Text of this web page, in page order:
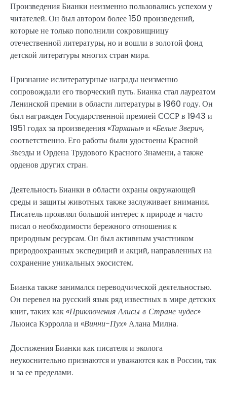
Произведения Бианки неизменно пользовались успехом у
читателей. Он был автором более 150 произведений,
которые не только пополнили сокровищницу
отечественной литературы, но и вошли в золотой фонд
детской литературы многих стран мира.
Признание ислитературные награды неизменно
сопровождали его творческий путь. Бианка стал лауреатом
Ленинской премии в области литературы в 1960 году. Он
был награжден Государственной премией СССР в 1943 и
1951 годах за произведения «Тарханы» и «Белые Звери«,
соответственно. Его работы были удостоены Красной
Звезды и Ордена Трудового Красного Знамени, а также
орденов других стран.
Деятельность Бианки в области охраны окружающей
среды и защиты животных также заслуживает внимания.
Писатель проявлял большой интерес к природе и часто
писал о необходимости бережного отношения к
природным ресурсам. Он был активным участником
природоохранных экспедиций и акций, направленных на
сохранение уникальных экосистем.
Бианка также занимался переводчической деятельностью.
Он перевел на русский язык ряд известных в мире детских
книг, таких как «Приключения Алисы в Стране чудес»
Льюиса Кэрролла и «Винни-Пух» Алана Милна.
Достижения Бианки как писателя и эколога
неукоснительно признаются и уважаются как в России, так
и за ее пределами.